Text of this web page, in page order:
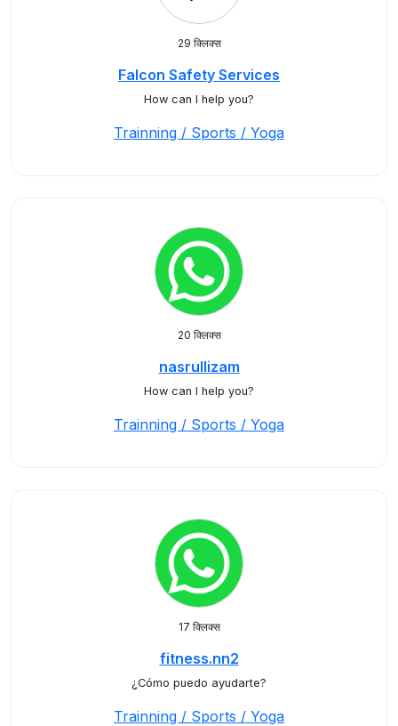
29 क्लिक्स
Falcon Safety Services
How can I help you?
Trainning / Sports / Yoga
20 क्लिक्स
nasrullizam
How can I help you?
Trainning / Sports / Yoga
17 क्लिक्स
fitness.nn2
¿Cómo puedo ayudarte?
Trainning / Sports / Yoga